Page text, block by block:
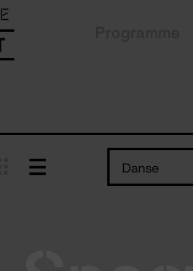
Danse
cookies